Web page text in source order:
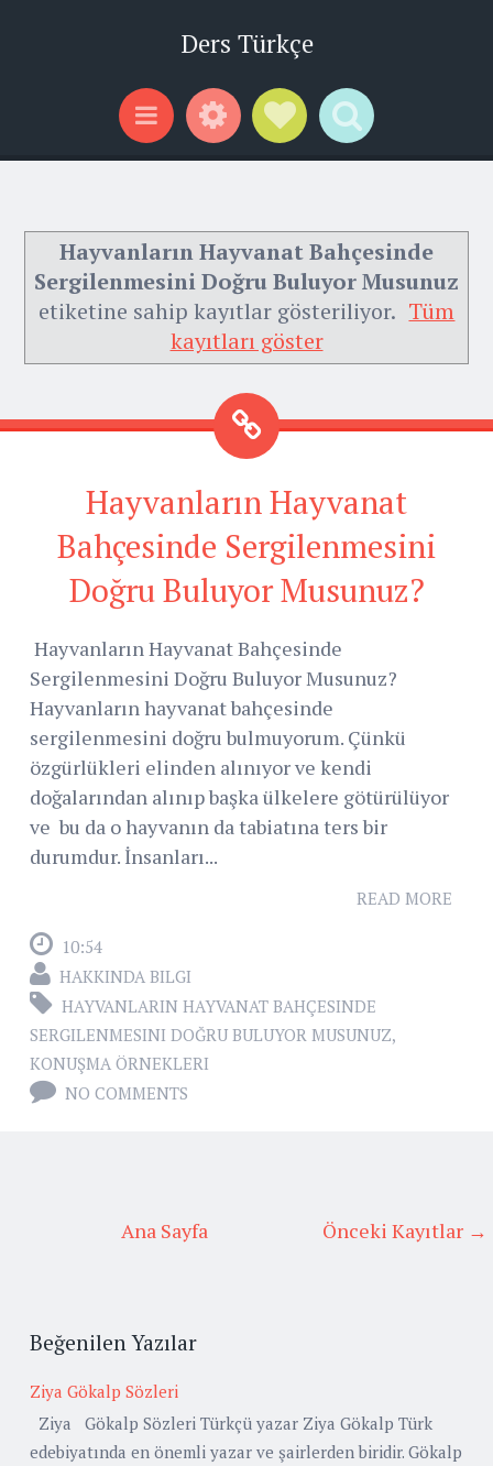
Ders Türkçe
Menu WidgetsSocial Links
Search
Hayvanların Hayvanat Bahçesinde
Sergilenmesini Doğru Buluyor Musunuz
etiketine sahip kayıtlar gösteriliyor. Tüm
kayıtları göster
Hayvanların Hayvanat
Bahçesinde Sergilenmesini
Doğru Buluyor Musunuz?
Hayvanların Hayvanat Bahçesinde
Sergilenmesini Doğru Buluyor Musunuz?
Hayvanların hayvanat bahçesinde
sergilenmesini doğru bulmuyorum. Çünkü
özgürlükleri elinden alınıyor ve kendi
doğalarından alınıp başka ülkelere götürülüyor
ve bu da o hayvanın da tabiatına ters bir
durumdur. İnsanları...
READ MORE
10:54
HAKKINDA BILGI
HAYVANLARIN HAYVANAT BAHÇESINDE
SERGILENMESINI DOĞRU BULUYOR MUSUNUZ,
KONUŞMA ÖRNEKLERI
NO COMMENTS
Önceki Kayıtlar →
Ana Sayfa
Beğenilen Yazılar
Ziya Gökalp Sözleri
Ziya Gökalp Sözleri Türkçü yazar Ziya Gökalp Türk
edebiyatında en önemli yazar ve şairlerden biridir. Gökalp